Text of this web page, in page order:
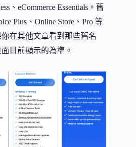
、eCommerce Essentials。舊
Plus、Online Store、Pro 等
在其他文章看到那些舊名
目前顯示的為準。